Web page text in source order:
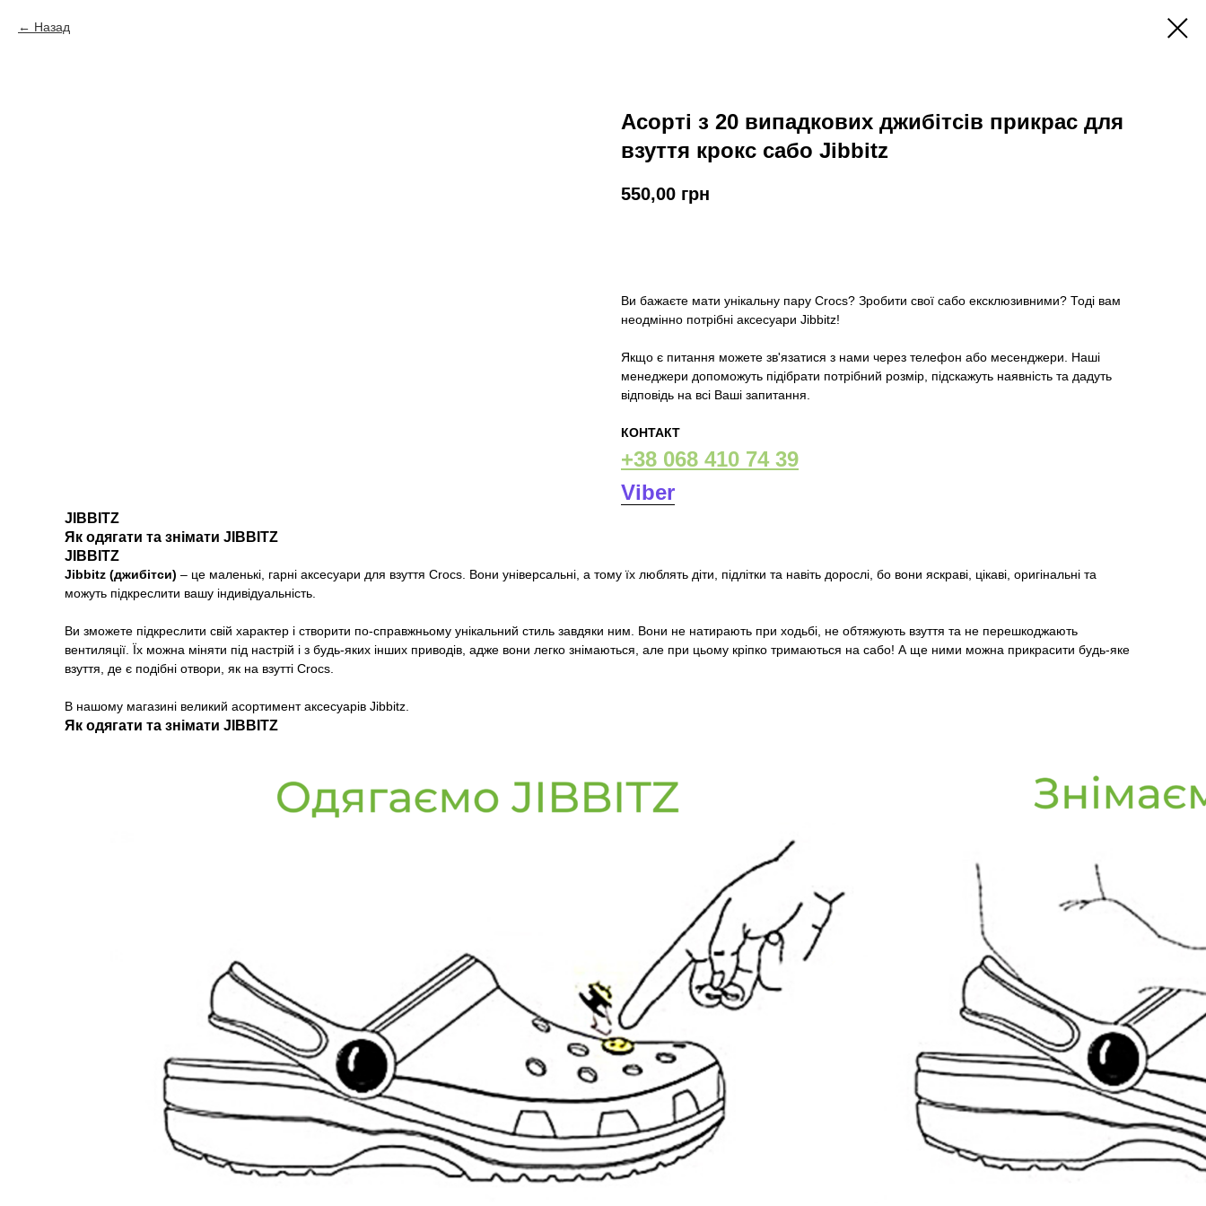
Назад
Асорті з 20 випадкових джибітсів прикрас для
взуття крокс сабо Jibbitz
550,00 грн
Ви бажаєте мати унікальну пару Crocs? Зробити свої сабо ексклюзивними? Тоді вам
неодмінно потрібні аксесуари Jibbitz!
Якщо є питання можете зв'язатися з нами через телефон або месенджери. Наші
менеджери допоможуть підібрати потрібний розмір, підскажуть наявність та дадуть
відповідь на всі Ваші запитання.
КОНТАКТ
+38 068 410 74 39
Viber
JIBBITZ
Як одягати та знімати JIBBITZ
JIBBITZ
Jibbitz (джибітси) – це маленькі, гарні аксесуари для взуття Crocs. Вони універсальні, а тому їх люблять діти, підлітки та навіть дорослі, бо вони яскраві, цікаві, оригінальні та
можуть підкреслити вашу індивідуальність.
Ви зможете підкреслити свій характер і створити по-справжньому унікальний стиль завдяки ним. Вони не натирають при ходьбі, не обтяжують взуття та не перешкоджають
вентиляції. Їх можна міняти під настрій і з будь-яких інших приводів, адже вони легко знімаються, але при цьому кріпко тримаються на сабо! А ще ними можна прикрасити будь-яке
взуття, де є подібні отвори, як на взутті Crocs.
В нашому магазині великий асортимент аксесуарів Jibbitz.
Як одягати та знімати JIBBITZ